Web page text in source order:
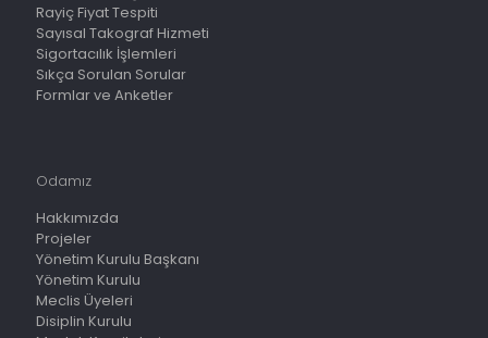
Rayiç Fiyat Tespiti
Sayısal Takograf Hizmeti
Sigortacılık İşlemleri
Sıkça Sorulan Sorular
Formlar ve Anketler
Odamız
Hakkımızda
Projeler
Yönetim Kurulu Başkanı
Yönetim Kurulu
Meclis Üyeleri
Disiplin Kurulu